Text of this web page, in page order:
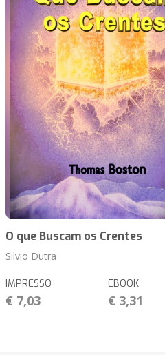
O que Buscam os Crentes
Silvio Dutra
IMPRESSO
€ 7,03
EBOOK
€ 3,31